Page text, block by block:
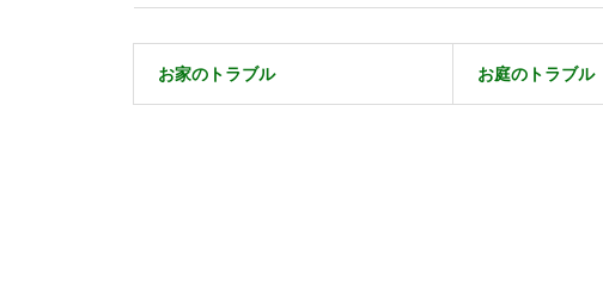
お家のトラブル お庭のトラブル